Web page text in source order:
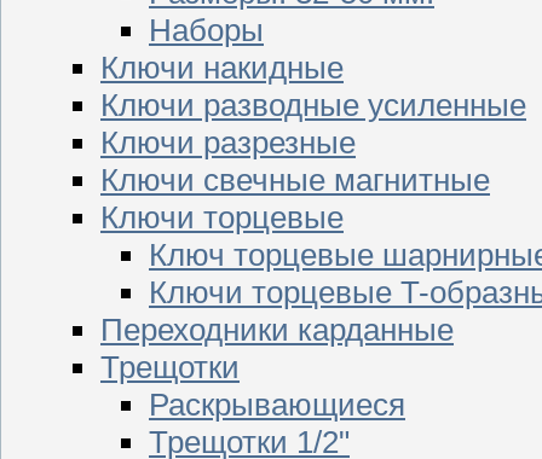
Наборы
Ключи накидные
Ключи разводные усиленные
Ключи разрезные
Ключи свечные магнитные
Ключи торцевые
Ключ торцевые
Ключи торцевые T-
Переходники карданные
Трещотки
Раскрывающиеся
Трещотки 1/2"